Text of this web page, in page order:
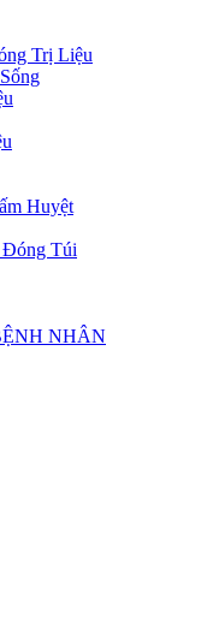
Trị Liệu
Huyệt
Đóng Túi
NHÂN